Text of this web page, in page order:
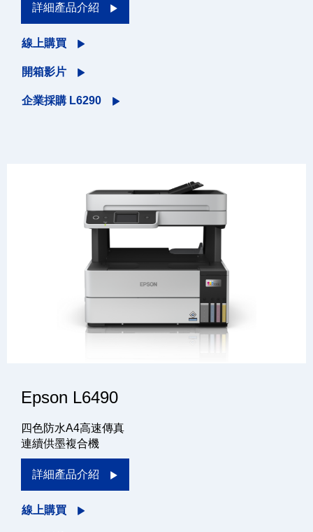
詳細產品介紹
線上購買
開箱影片
企業採購 L6290
Epson L6490
四色防水A4高速傳真
連續供墨複合機
詳細產品介紹
線上購買